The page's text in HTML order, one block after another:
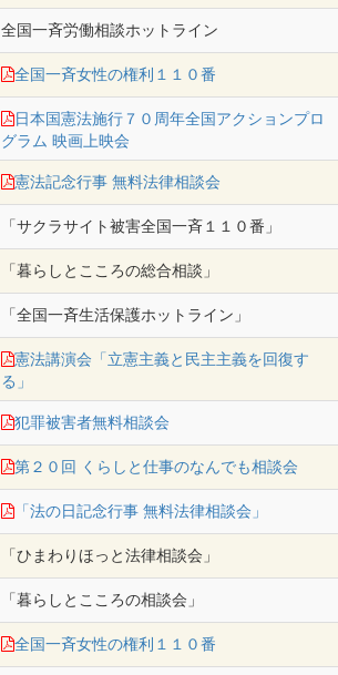
全国一斉労働相談ホットライン
全国一斉女性の権利１１０番
日本国憲法施行７０周年全国アクションプロ
グラム 映画上映会
憲法記念行事 無料法律相談会
「サクラサイト被害全国一斉１１０番」
「暮らしとこころの総合相談」
「全国一斉生活保護ホットライン」
憲法講演会「立憲主義と民主主義を回復す
る」
犯罪被害者無料相談会
第２０回 くらしと仕事のなんでも相談会
「法の日記念行事 無料法律相談会」
「ひまわりほっと法律相談会」
「暮らしとこころの相談会」
全国一斉女性の権利１１０番